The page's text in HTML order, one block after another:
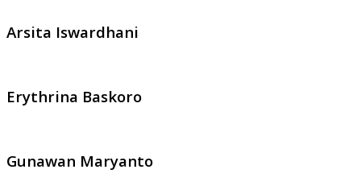
Arsita Iswardhani
Erythrina Baskoro
Gunawan Maryanto